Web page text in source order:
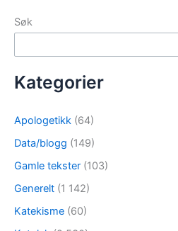
Søk
Kategorier
Apologetikk (64)
Data/blogg (149)
Gamle tekster (103)
Generelt (1 142)
Katekisme (60)